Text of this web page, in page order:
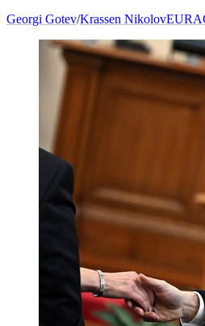
Georgi Gotev/Krassen Nikolov